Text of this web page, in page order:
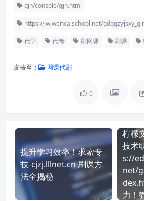
gjn/console/gjn.html
https://jw.wencaischool.net/
代学 代考 刷网课 刷课
发表至： 网课代刷
0
提升学习效率！求索专
技-cjzj.lllnet.cn 刷课方
法全揭秘
柠檬
技术
s://
net/
力！